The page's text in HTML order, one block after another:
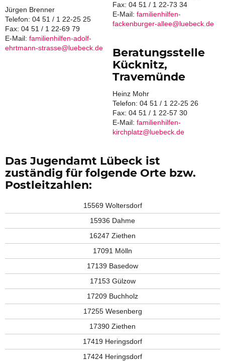
Jürgen Brenner
Telefon: 04 51 / 1 22-25 25
Fax: 04 51 / 1 22-69 79
E-Mail: familienhilfen-adolf-
ehrtmann-strasse@luebeck.de
Fax: 04 51 / 1 22-73 34
E-Mail: familienhilfen-
fackenburger-allee@luebeck.de
Beratungsstelle
Kücknitz,
Travemünde
Heinz Mohr
Telefon: 04 51 / 1 22-25 26
Fax: 04 51 / 1 22-57 30
E-Mail: familienhilfen-
kirchplatz@luebeck.de
Das Jugendamt Lübeck ist
zuständig für folgende Orte bzw.
Postleitzahlen:
15569 Woltersdorf
15936 Dahme
16247 Ziethen
17091 Mölln
17139 Basedow
17153 Gülzow
17209 Buchholz
17255 Wesenberg
17390 Ziethen
17419 Heringsdorf
17424 Heringsdorf